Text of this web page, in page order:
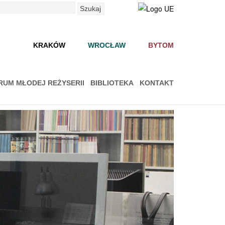
Szukaj
KRAKÓW WROCŁAW BYTOM
MŁODEJ REŻYSERII BIBLIOTEKA KONTAKT